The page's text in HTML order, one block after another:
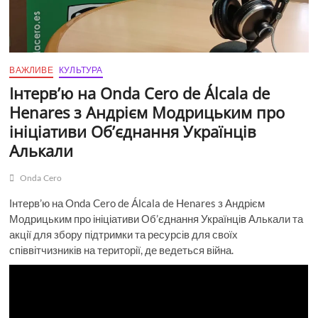
ВАЖЛИВЕ КУЛЬТУРА
Інтерв’ю на Onda Cero de Álcala de
Henares з Андрієм Модрицьким про
ініціативи Об’єднання Українців
Алькали
Onda Cero
Інтерв’ю на Onda Cero de Álcala de Henares з Андрієм
Модрицьким про ініціативи Об’єднання Українців Алькали та
акції для збору підтримки та ресурсів для своїх
співвітчизників на території, де ведеться війна.